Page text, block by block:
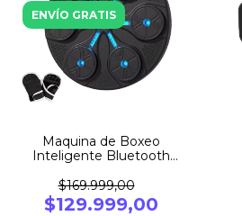
ENVÍO GRATIS
Maquina de Boxeo
Inteligente Bluetooth
$169.999,00
$129.999,00